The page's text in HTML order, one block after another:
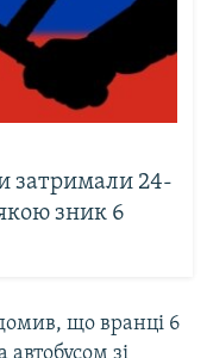
затримали 24-
зник 6
що вранці 6
зі